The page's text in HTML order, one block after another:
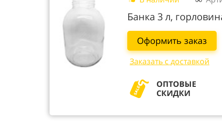
Банка 3 л,
Оформить заказ
Заказать с доставкой
ОПТОВЫЕ
СКИДКИ